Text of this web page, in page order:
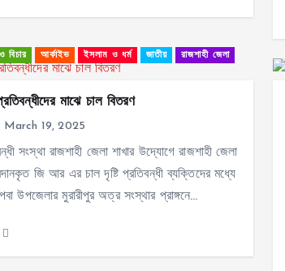
আর্কাইভ ইসলাম ও ধর্ম জাতীয় রাজশাহী জেলা
মাঝে চাল বিতরণ
March 19, 2025
সংস্থা রাজশাহী জেলা শাখার উদ্যোগে রাজশাহী জেলা
জি আর এর চাল দৃষ্টি প্রতিবন্ধী ব্যক্তিদের মধ্যে
উপজেলার মুরারীপুর অত্র সংস্থার প্রাঙ্গনে…